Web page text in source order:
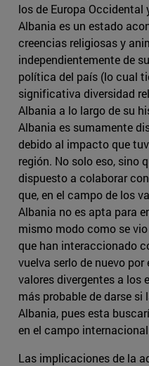
los de Europa Occidental
Albania es un estado
creencias religiosas y
independientemente de
política del país (lo cual
significativa diversidad
Albania a lo largo de su
Albania es sumamente
debido al impacto que
región. No solo eso, sino
dispuesto a colaborar
que, en el campo de los
Albania no es apta para
mismo modo como se
que han interaccionado
vuelva serlo de nuevo
valores divergentes a los
más probable de darse si
Albania, pues esta
en el campo
Las implicaciones de la